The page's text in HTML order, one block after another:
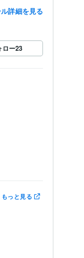
詳細を見る
ロー23
もっと見る